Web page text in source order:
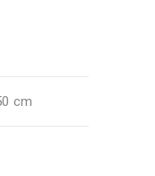
cm